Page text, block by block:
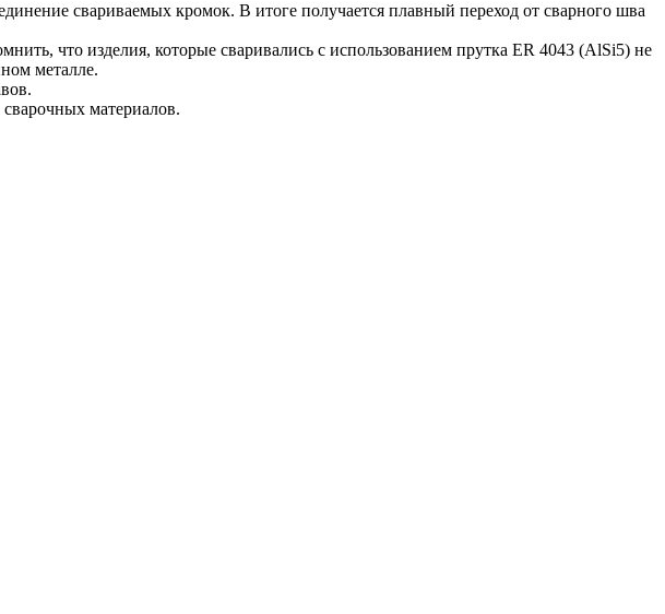
свариваемых кромок. В итоге получается плавный переход от сварного шва
что изделия, которые сваривались с использованием прутка ER 4043 (AlSi5) не
металле.
материалов.